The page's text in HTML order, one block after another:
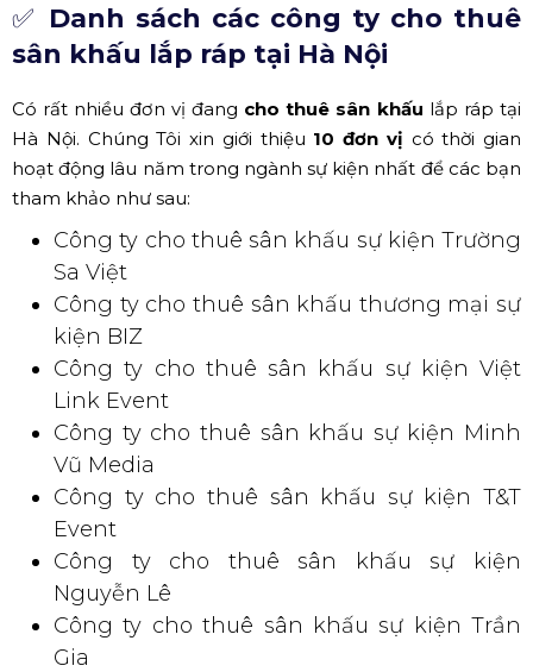
Công ty cho thuê sân khấu sự kiện Hải
Dương
Media
Công ty cho thuê sân khấu sự kiện Á Châu
Công ty cho thuê sân khấu sự kiện Titan
Pro
Công ty cho thuê sân khấu sự kiện Top
Việt
Danh sách các công ty cho thuê
sân khấu lắp ráp tại Hà Nội
Có rất nhiều đơn vị đangcho thuê sân khấulắp ráp tại
Hà Nội. Chúng Tôi xin giới thiệu
hoạt động lâu năm trong ngành sự kiện nhất để các bạn
tham khảo như sau:
Công ty cho thuê sân khấu sự kiện Trường
Sa Việt
Công ty cho thuê sân khấu thương mại sự
kiện BIZ